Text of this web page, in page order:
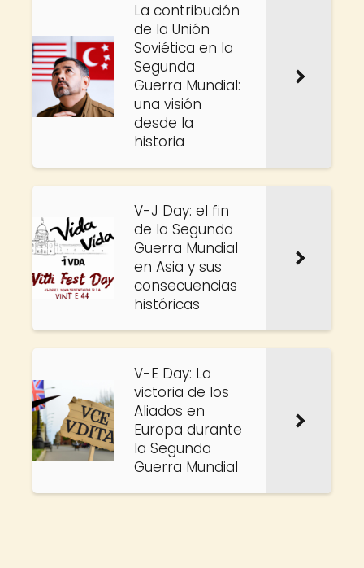
La contribución
de la Unión
Soviética en la
Segunda
Guerra Mundial:
una visión
desde la
historia
V-J Day: el fin
de la Segunda
Guerra Mundial
en Asia y sus
consecuencias
históricas
V-E Day: La
victoria de los
Aliados en
Europa durante
la Segunda
Guerra Mundial